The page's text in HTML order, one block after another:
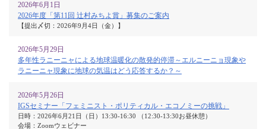
2026年6月1日
2026年度「第11回 辻村みちよ賞」募集のご案内
【提出〆切：2026年9月4日（金）】
2026年5月29日
多年性ラニーニャによる地球温暖化の散発的停滞～エルニーニョ現象や
ラニーニャ現象に地球の気温はどう応答するか？～
2026年5月26日
IGSセミナー「フェミニスト・ポリティカル・エコノミーの挑戦」
日時：2026年6月21日（日）13:30-16:30 （12:30-13:30お昼休憩）
会場：Zoomウェビナー